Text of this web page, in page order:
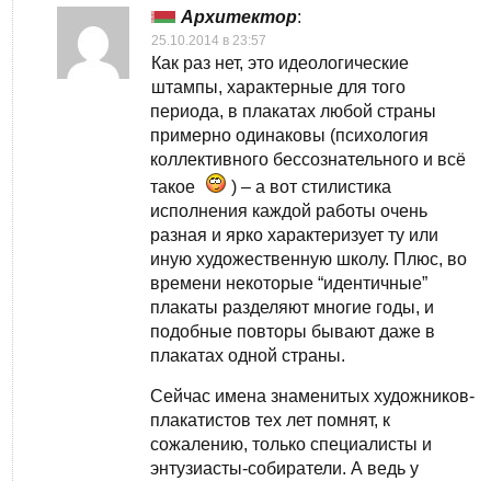
Архитектор:
25.10.2014 в 23:57
Как раз нет, это идеологические
штампы, характерные для того
периода, в плакатах любой страны
примерно одинаковы (психология
коллективного бессознательного и всё
такое
) – а вот стилистика
исполнения каждой работы очень
разная и ярко характеризует ту или
иную художественную школу. Плюс, во
времени некоторые “идентичные”
плакаты разделяют многие годы, и
подобные повторы бывают даже в
плакатах одной страны.
Сейчас имена знаменитых художников-
плакатистов тех лет помнят, к
сожалению, только специалисты и
энтузиасты-собиратели. А ведь у